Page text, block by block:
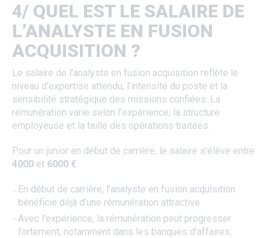
4/ QUEL EST LE SALAIRE DE
L’ANALYSTE EN FUSION
ACQUISITION ?
Le salaire de l’analyste en fusion acquisition reflète le
niveau d’expertise attendu, l’intensité du poste et la
sensibilité stratégique des missions confiées. La
rémunération varie selon l’expérience, la structure
employeuse et la taille des opérations traitées.
Pour un junior en début de carrière, le salaire s’élève entre
4000 et 6000 €.
En début de carrière, l’analyste en fusion acquisition
bénéficie déjà d’une rémunération attractive
Avec l’expérience, la rémunération peut progresser
fortement, notamment dans les banques d’affaires,